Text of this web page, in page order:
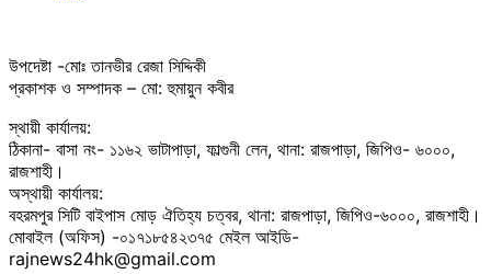
উপদেষ্টা -মোঃ তানভীর রেজা সিদ্দিকী
প্রকাশক ও সম্পাদক – মো: হুমায়ুন কবীর
স্থায়ী কার্যালয়:
ঠিকানা- বাসা নং- ১১৬২ ভাটাপাড়া, ফাল্গুনী লেন, থানা: রাজপাড়া, জিপিও- ৬০০০,
রাজশাহী।
অস্থায়ী কার্যালয়:
বহরমপুর সিটি বাইপাস মোড় ঐতিহ্য চত্বর, থানা: রাজপাড়া, জিপিও-৬০০০, রাজশাহী।
মোবাইল (অফিস) -০১৭১৮৫৪২৩৭৫ মেইল আইডি-
rajnews24hk@gmail.com